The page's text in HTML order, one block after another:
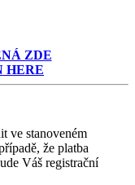
ZDE
HERE
ve stanoveném
že platba
Váš registrační